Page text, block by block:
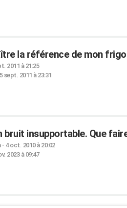
la référence de mon
2011 à 21:25
5 sept. 2011 à 23:31
insupportable. Que
- 4 oct. 2010 à 20:02
2023 à 09:47